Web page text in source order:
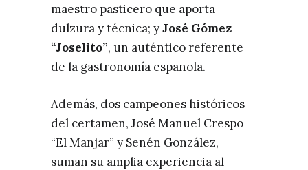
maestro pasticero que aporta
dulzura y técnica; yJosé Gómez
“Joselito”, un auténtico referente
de la gastronomía española.
Además, dos campeones históricos
del certamen, José Manuel Crespo
“El Manjar” y Senén González,
suman su amplia experiencia al